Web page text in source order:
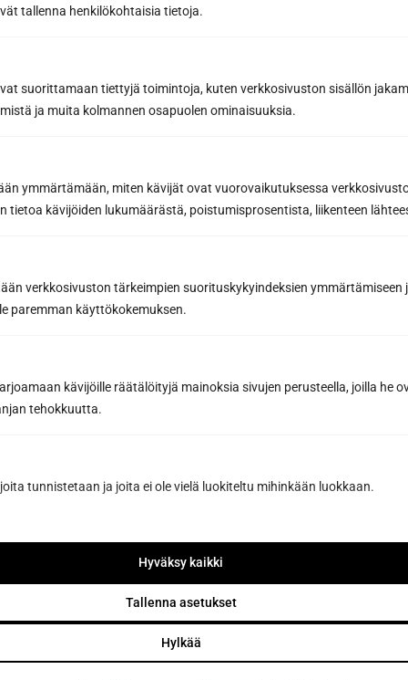
tallenna henkilökohtaisia tietoja.
suorittamaan tiettyjä toimintoja, kuten verkkosivuston sisällön
ja muita kolmannen osapuolen ominaisuuksia.
ymmärtämään, miten kävijät ovat vuorovaikutuksessa
tietoa kävijöiden lukumäärästä, poistumisprosentista, liikenteen
verkkosivuston tärkeimpien suorituskykyindeksien ymmärtämiseen
paremman käyttökokemuksen.
kävijöille räätälöityjä mainoksia sivujen perusteella, joilla he
tehokkuutta.
tunnistetaan ja joita ei ole vielä luokiteltu mihinkään luokkaan.
Hylkää
Tallenna asetukset
Hyväksy kaikki
Tilaa uutiskirje
Saat saunan rakentamisen ammattilaisen
parhaat vinkit ja niksit onnistuneeseen
saunaremonttiin
Inspiroivia saunauutisia ja